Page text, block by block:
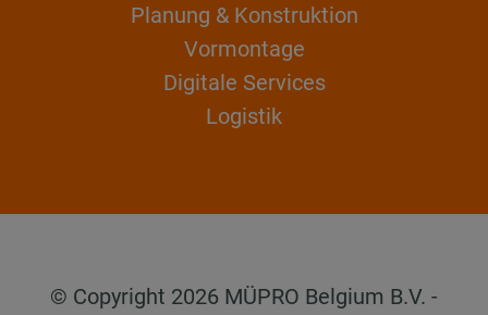
Planung & Konstruktion
Vormontage
Digitale Services
Logistik
© Copyright 2026 MÜPRO Belgium B.V. -